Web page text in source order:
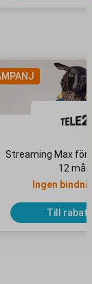
Streaming Max för
12 mån
Ingen
Till